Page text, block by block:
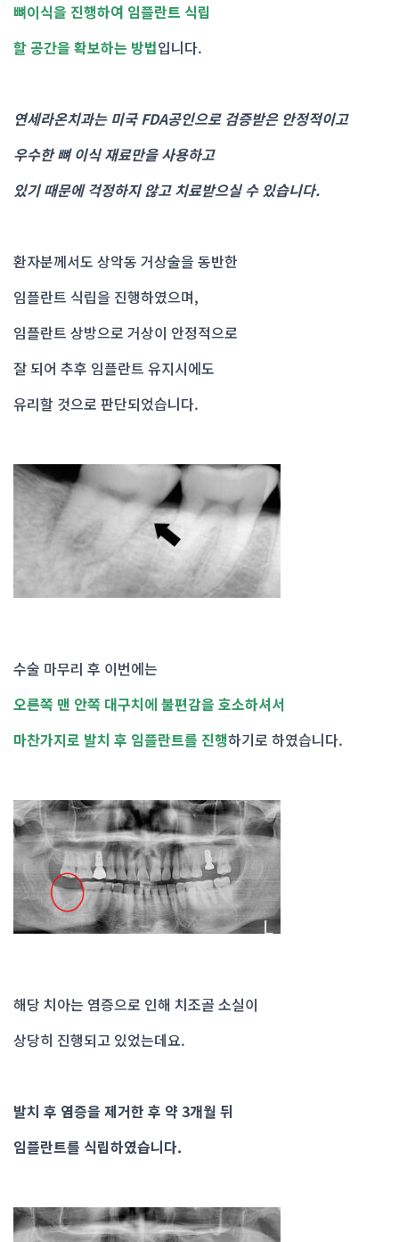
뼈이식을 진행하여 임플란트 식립
할 공간을 확보하는 방법입니다.
연세라온치과는 미국 FDA공인으로 검증받은 안정적이고
우수한 뼈 이식 재료만을 사용하고
있기 때문에 걱정하지 않고 치료받으실 수 있습니다.
환자분께서도 상악동 거상술을 동반한
임플란트 식립을 진행하였으며,
임플란트 상방으로 거상이 안정적으로
잘 되어 추후 임플란트 유지시에도
유리할 것으로 판단되었습니다.
수술 마무리 후 이번에는
오른쪽 맨 안쪽 대구치에 불편감을 호소하셔서
마찬가지로 발치 후 임플란트를 진행하기로 하였습니다.
해당 치아는 염증으로 인해 치조골 소실이
상당히 진행되고 있었는데요.
발치 후 염증을 제거한 후 약 3개월 뒤
임플란트를 식립하였습니다.